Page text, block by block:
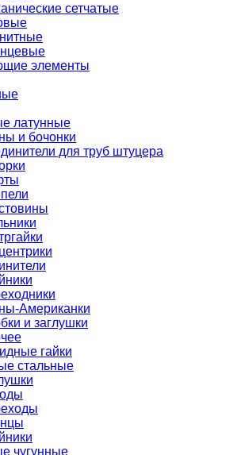
сетчатые
элементы
латунные
и бочонки
для труб штуцера
Американки
и заглушки
гайки
стальные
чугунные